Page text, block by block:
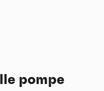
pompe